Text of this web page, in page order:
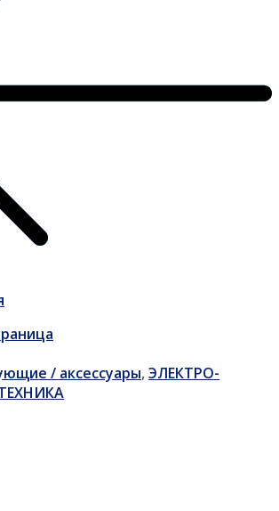
/ аксессуары,ЭЛЕКТРО-